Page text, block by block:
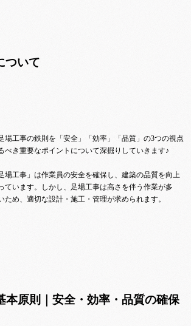
ついて
場工事の鉄則を「安全」「効率」「品質」の3つの視点
べき重要なポイントについて深掘りしていきます♪
場工事」は作業員の安全を確保し、建築の品質を向上
ています。しかし、足場工事は高さを伴う作業が多
ため、適切な設計・施工・管理が求められます。
本原則｜安全・効率・品質の確保